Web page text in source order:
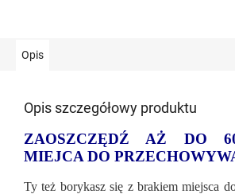
Opis
Opis szczegółowy produktu
ZAOSZCZĘDŹ AŻ DO
MIEJCA DO
Ty też borykasz się z brakiem miejsca